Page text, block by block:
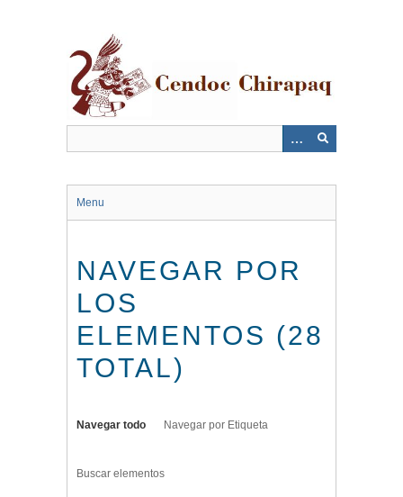
Menu
NAVEGAR POR
LOS
ELEMENTOS (28
TOTAL)
Navegar todo Navegar por Etiqueta
Buscar elementos